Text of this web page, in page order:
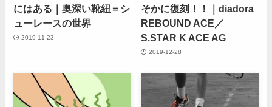
にはある｜奥深い靴紐＝シ
ューレースの世界
2019-11-23
そかに復刻！！｜diadora
REBOUND ACE／
S.STAR K ACE AG
2019-12-28